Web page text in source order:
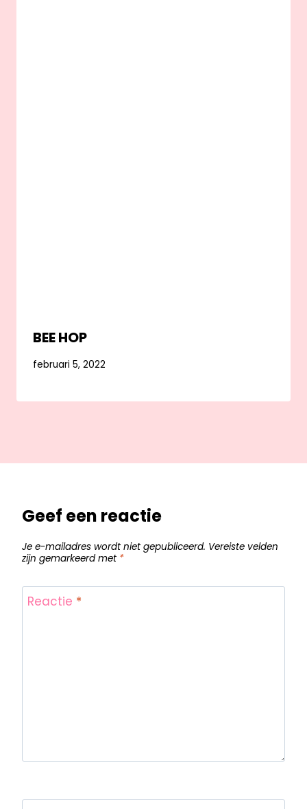
BEE HOP
februari 5, 2022
Geef een reactie
Je e-mailadres wordt niet gepubliceerd. Vereiste velden
zijn gemarkeerd met *
Reactie *